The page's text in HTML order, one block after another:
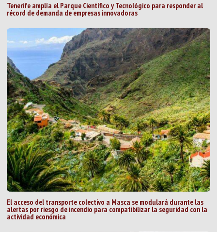
Tenerife amplía el Parque Científico y Tecnológico para responder al
récord de demanda de empresas innovadoras
El acceso del transporte colectivo a Masca se modulará durante las
alertas por riesgo de incendio para compatibilizar la seguridad con la
actividad económica